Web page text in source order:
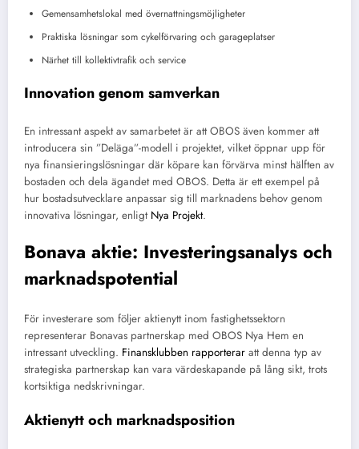
Gemensamhetslokal med övernattningsmöjligheter
Praktiska lösningar som cykelförvaring och garageplatser
Närhet till kollektivtrafik och service
Innovation genom samverkan
En intressant aspekt av samarbetet är att OBOS även kommer att
introducera sin ”Deläga”-modell i projektet, vilket öppnar upp för
nya finansieringslösningar där köpare kan förvärva minst hälften av
bostaden och dela ägandet med OBOS. Detta är ett exempel på
hur bostadsutvecklare anpassar sig till marknadens behov genom
innovativa lösningar, enligt Nya Projekt.
Bonava aktie: Investeringsanalys och
marknadspotential
För investerare som följer aktienytt inom fastighetssektorn
representerar Bonavas partnerskap med OBOS Nya Hem en
intressant utveckling. Finansklubben rapporterar att denna typ av
strategiska partnerskap kan vara värdeskapande på lång sikt, trots
kortsiktiga nedskrivningar.
Aktienytt och marknadsposition